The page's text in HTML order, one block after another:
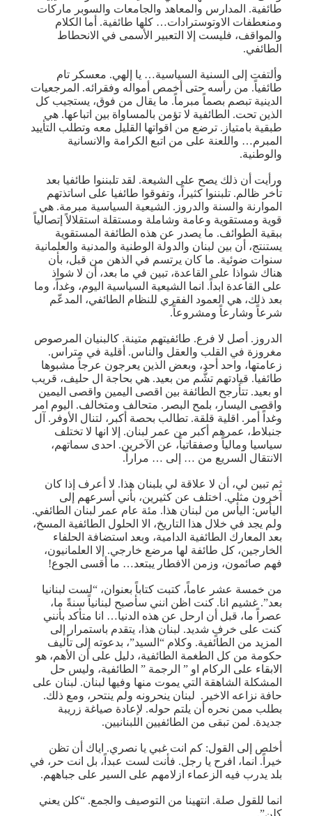
طائفية. المدارس والمعاهد والجامعات والسوبر ماركات
ومنعطفات الاوتوسترادات… كلها طائفية. أما الكلام
والمواقف، فليست إلا التعبير الأسمى في الانحطاط
الطائفي.
وألتفت إلى السنية السياسية… يا إلهي. معسكر تام
طائفياً. من رأسه حتى أخمص أمواله وفقرائه. المرجعيات
الدينية تبصم بصماً مبرماً. ما يقال من فوق، يستجيب كل
الذين تحت. الطائفية لا تؤمن بالمساواة بين اتباعها. هي
طبقية بامتياز. ترضع من اقواتها القليل معه وتطلب التأييد
المبرم… واللعنة على من اتبع الكرامة والانسانية
والوطنية.
ورأيت أن ذلك يصح على الشيعة. لقد تلبننوا طائفيا بعد
تأخر ظالم. تلبننوا كثيراً، وتفوقوا طائفيا على اساتذتهم
الموارنة والسنة والدروز. الشيعية السياسية مبرمة. هي
قوية ومستقوية وعامة وشاملة ومستقلة استقلالاً إتصالياً
ببقية الطوائف. ما يصدر عن هذه الطائفة المستقوية
يستنتج، أن بين لبنان والدولة الوطنية والمدنية والعلمانية
سنوات ضوئية. ما كان يرتسم في الذهن من قبل، بأن
هناك شواذا على القاعدة، تبين في ما بعد، أن لا شواذ
على القاعدة ابداً. انما الشيعية السياسية اليوم، وغداً، وما
بعد ذلك، هي العمود الفقري للنظام الطائفي، المدعّم
شرعاً وشارعاً ومشروعاً.
الدروز. أصل لا فرع. طائفيتهم متينة. كالبنيان المرصوص
مغروزة في القلب والعقل والناس. أقلية في متراس.
زعامتها، واحد أحد، وبعض الذين يعرجون عرجاً مشبوها
طائفيا. قيادتهم تشُّم من بعيد. هي بحاجة ال حليف، قريب
او بعيد. تتأرجح الطائفة بين اقصى اليمين واقصى اليمين
واقصى اليسار، بلمح البصر. متحالف ومتخالف. اليوم امر
وغداً أمر. اقلية قلقة. تطالب بحصة أكبر، لتنال الأوفر. آل
جنبلاط، عمرهم أكبر من عمر لبنان. إلا انها لا تختلف
سياسيا ومالياً وصفقاتياً، عن الآخرين. احدى سماتهم،
الانتقال السريع من … إلى … مراراً.
ثم تبين لي، أن لا علاقة لي بلبنان هذا. لا أعرف إذا كان
آخرون مثلي. اختلف عن كثيرين، بأني أسرعهم إلى
اليأس: اليأس من لبنان هذا. مئة عام عمر لبنان الطائفي.
ولم يجد في خلال هذا التاريخ، الا الحلول الطائفية المسخ،
بعد المعارك الطائفية الدامية، وبعد استضافة الحلفاء
الخارجين، كل طائفة لها مرضع خارجي. إلا العلمانيون،
فهم صائمون، وزمن الافطار يبتعد… ما أقسى الجوع!
من خمسة عشر عاماً، كتبت كتاباً بعنوان، “لست لبنانيا
بعد”. غشيم انا. كنت اظن انني سأصبح لبنانياً سنةً ما،
عصراً ما، قبل أن ارحل عن هذه الدنيا… انا متأكد بأنني
كنت على خرفٍ شديد. لبنان هذا، يتقدم باستمرار إلى
المزيد من الطائفية. وكلام “السيد”، بدعوته إلى تأليف
حكومة من كل الطغمة الطائفية، دليل على أن الأهم، هو
الابقاء على الركام او ” الرجمة ” الطائفية، وليس حل
المشكلة الشاهقة التي يموت منها وفيها لبنان. لبنان على
حافة نزاعه الاخير. لبنان ينحرونه ولم ينتحر، ومع ذلك.
بطلب ممن نحره أن يلتم حوله. لإعادة صياغة زريبة
جديدة. لمن تبقى من الطائفيين اللبنانيين.
أخلص إلى القول: كم انت غبي يا نصري. اياك أن تظن
خيراً. انما، افرح يا رجل. فأنت لست عبداً، بل انت حر، في
بلد يدرب فيه الزعماء ازلامهم على السير على جباههم.
انما للقول صلة. انتهينا من التوصيف والجمع. “كلن يعني
كلن”.